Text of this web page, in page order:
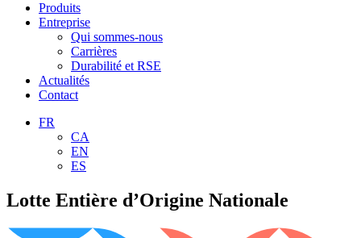
Produits
Entreprise
Qui sommes-nous
Carrières
Durabilité et RSE
Actualités
Contact
FR
CA
EN
ES
Lotte Entière d’Origine Nationale